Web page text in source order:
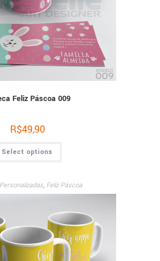
Feliz Páscoa 009
R$49,90
Select options
, Feliz Páscoa